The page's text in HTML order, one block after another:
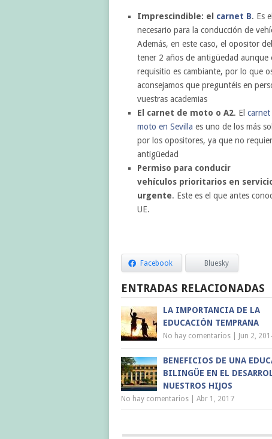
Imprescindible: el carnet B. Es el
necesario para la conducción de
Además, en este caso, el opositor
tener 2 años de antigüedad aunque
requisitio es cambiante, por lo que
aconsejamos que preguntéis en
vuestras academias
El carnet de moto o A2. El carnet
moto en Sevilla es uno de los más
por los opositores, ya que no
antigüedad
Permiso para conducir
vehículos prioritarios en
urgente. Este es el que antes
UE.
Facebook Bluesky
ENTRADAS RELACIONADAS
LA IMPORTANCIA DE LA
EDUCACIÓN TEMPRANA
No hay comentarios Jun 2,
BENEFICIOS DE UNA
BILINGÜE EN EL
NUESTROS HIJOS
No hay comentarios Abr 1, 2017